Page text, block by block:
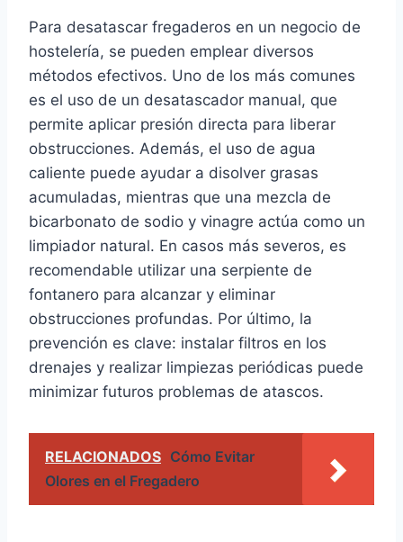
Para desatascar fregaderos en un negocio de
hostelería, se pueden emplear diversos
métodos efectivos. Uno de los más comunes
es el uso de un desatascador manual, que
permite aplicar presión directa para liberar
obstrucciones. Además, el uso de agua
caliente puede ayudar a disolver grasas
acumuladas, mientras que una mezcla de
bicarbonato de sodio y vinagre actúa como un
limpiador natural. En casos más severos, es
recomendable utilizar una serpiente de
fontanero para alcanzar y eliminar
obstrucciones profundas. Por último, la
prevención es clave: instalar filtros en los
drenajes y realizar limpiezas periódicas puede
minimizar futuros problemas de atascos.
RELACIONADOS Cómo Evitar
Olores en el Fregadero